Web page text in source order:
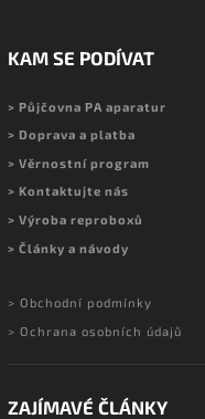
KAM SE PODÍVAT
> Půjčovna PA aparatur
> Doprava a platba
> Věrnostní program
> Kontaktujte nás
> Výroba reproboxů
> Články a návody
> Obchodní podmínky
> Ochrana osobních údajů
ZAJÍMAVÉ ČLÁNKY